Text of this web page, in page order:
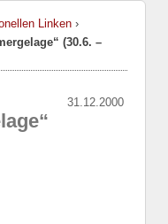
Linken ›
(30.6. –
31.12.2000